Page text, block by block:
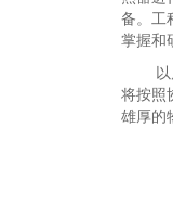
备。工
掌握和
将按照
雄厚的